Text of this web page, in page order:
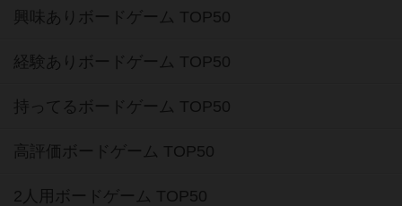
興味ありボードゲーム TOP50
経験ありボードゲーム TOP50
持ってるボードゲーム TOP50
高評価ボードゲーム TOP50
2人用ボードゲーム TOP50